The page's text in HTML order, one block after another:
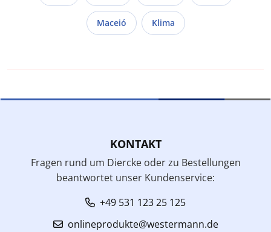
Maceió Klima
KONTAKT
Fragen rund um Diercke oder zu Bestellungen
beantwortet unser Kundenservice:
+49 531 123 25 125
onlineprodukte@westermann.de